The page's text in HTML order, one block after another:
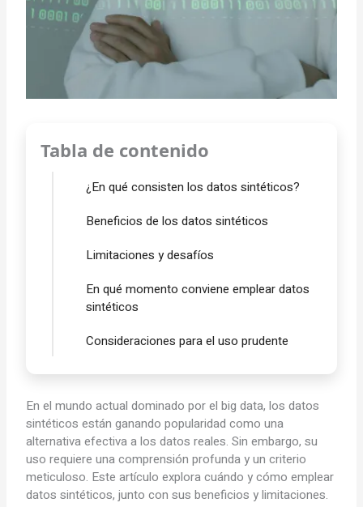
Tabla de contenido
¿En qué consisten los datos sintéticos?
Beneficios de los datos sintéticos
Limitaciones y desafíos
En qué momento conviene emplear datos
sintéticos
Consideraciones para el uso prudente
En el mundo actual dominado por el big data, los datos
sintéticos están ganando popularidad como una
alternativa efectiva a los datos reales. Sin embargo, su
uso requiere una comprensión profunda y un criterio
meticuloso. Este artículo explora cuándo y cómo emplear
datos sintéticos, junto con sus beneficios y limitaciones.